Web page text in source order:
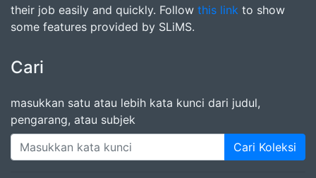
their job easily and quickly. Follow this link to show
some features provided by SLiMS.
Cari
masukkan satu atau lebih kata kunci dari judul,
pengarang, atau subjek
Cari Koleksi